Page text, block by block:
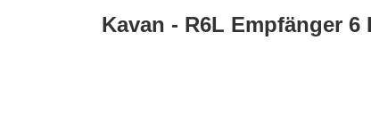
Kavan - R6L Empfänger 6